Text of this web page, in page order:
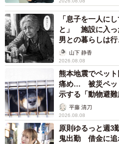
「息子を一人に
と」 施設に入っ
男との暮らしは
から】山下 静香
2026.08.08
熊本地震でペッ
痛め… 被災ペッ
示する「動物避
平藤 清刀
2026.08.08
原則ゆるっと週
鬼出勤 借金に追